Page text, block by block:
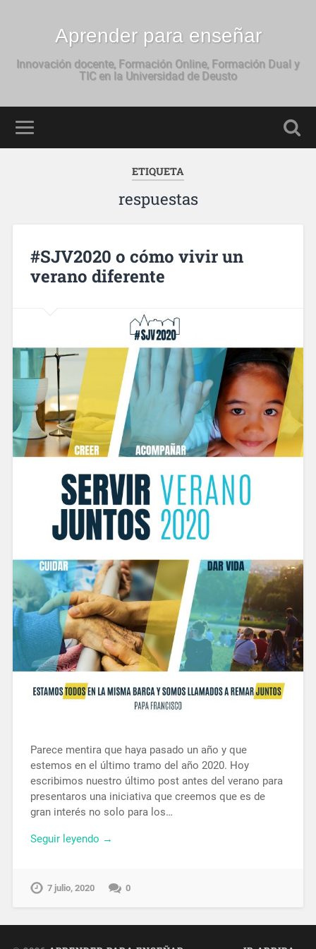
Aprender para enseñar
Innovación docente, Formación Online, Formación Dual y
TIC en la Universidad de Deusto
ETIQUETA
respuestas
#SJV2020 o cómo vivir un
verano diferente
Parece mentira que haya pasado un año y que
estemos en el último tramo del año 2020. Hoy
escribimos nuestro último post antes del verano para
presentaros una iniciativa que creemos que es de
gran interés no solo para los…
Seguir leyendo →
7 julio, 2020 0